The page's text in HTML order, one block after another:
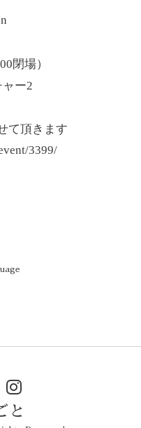
閉場）
ー2
て頂きます
3399/
と